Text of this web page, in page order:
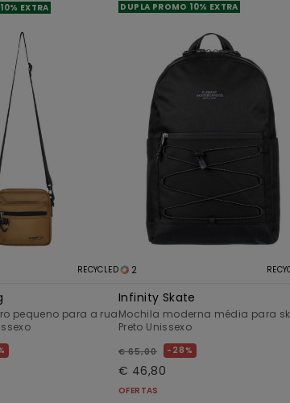
EXTRA
DUPLA PROMO 10% EXTRA
RECYCLED
pequeno para a rua
2
Infinity Skate
Mochila moderna média para
Preto Unissexo
€ 65,00 28%
€ 46,80
OFERTAS